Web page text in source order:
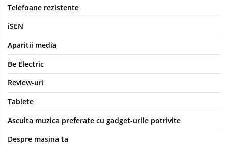
Telefoane rezistente
iSEN
Aparitii media
Be Electric
Review-uri
Tablete
Asculta muzica preferate cu gadget-urile potrivite
Despre masina ta